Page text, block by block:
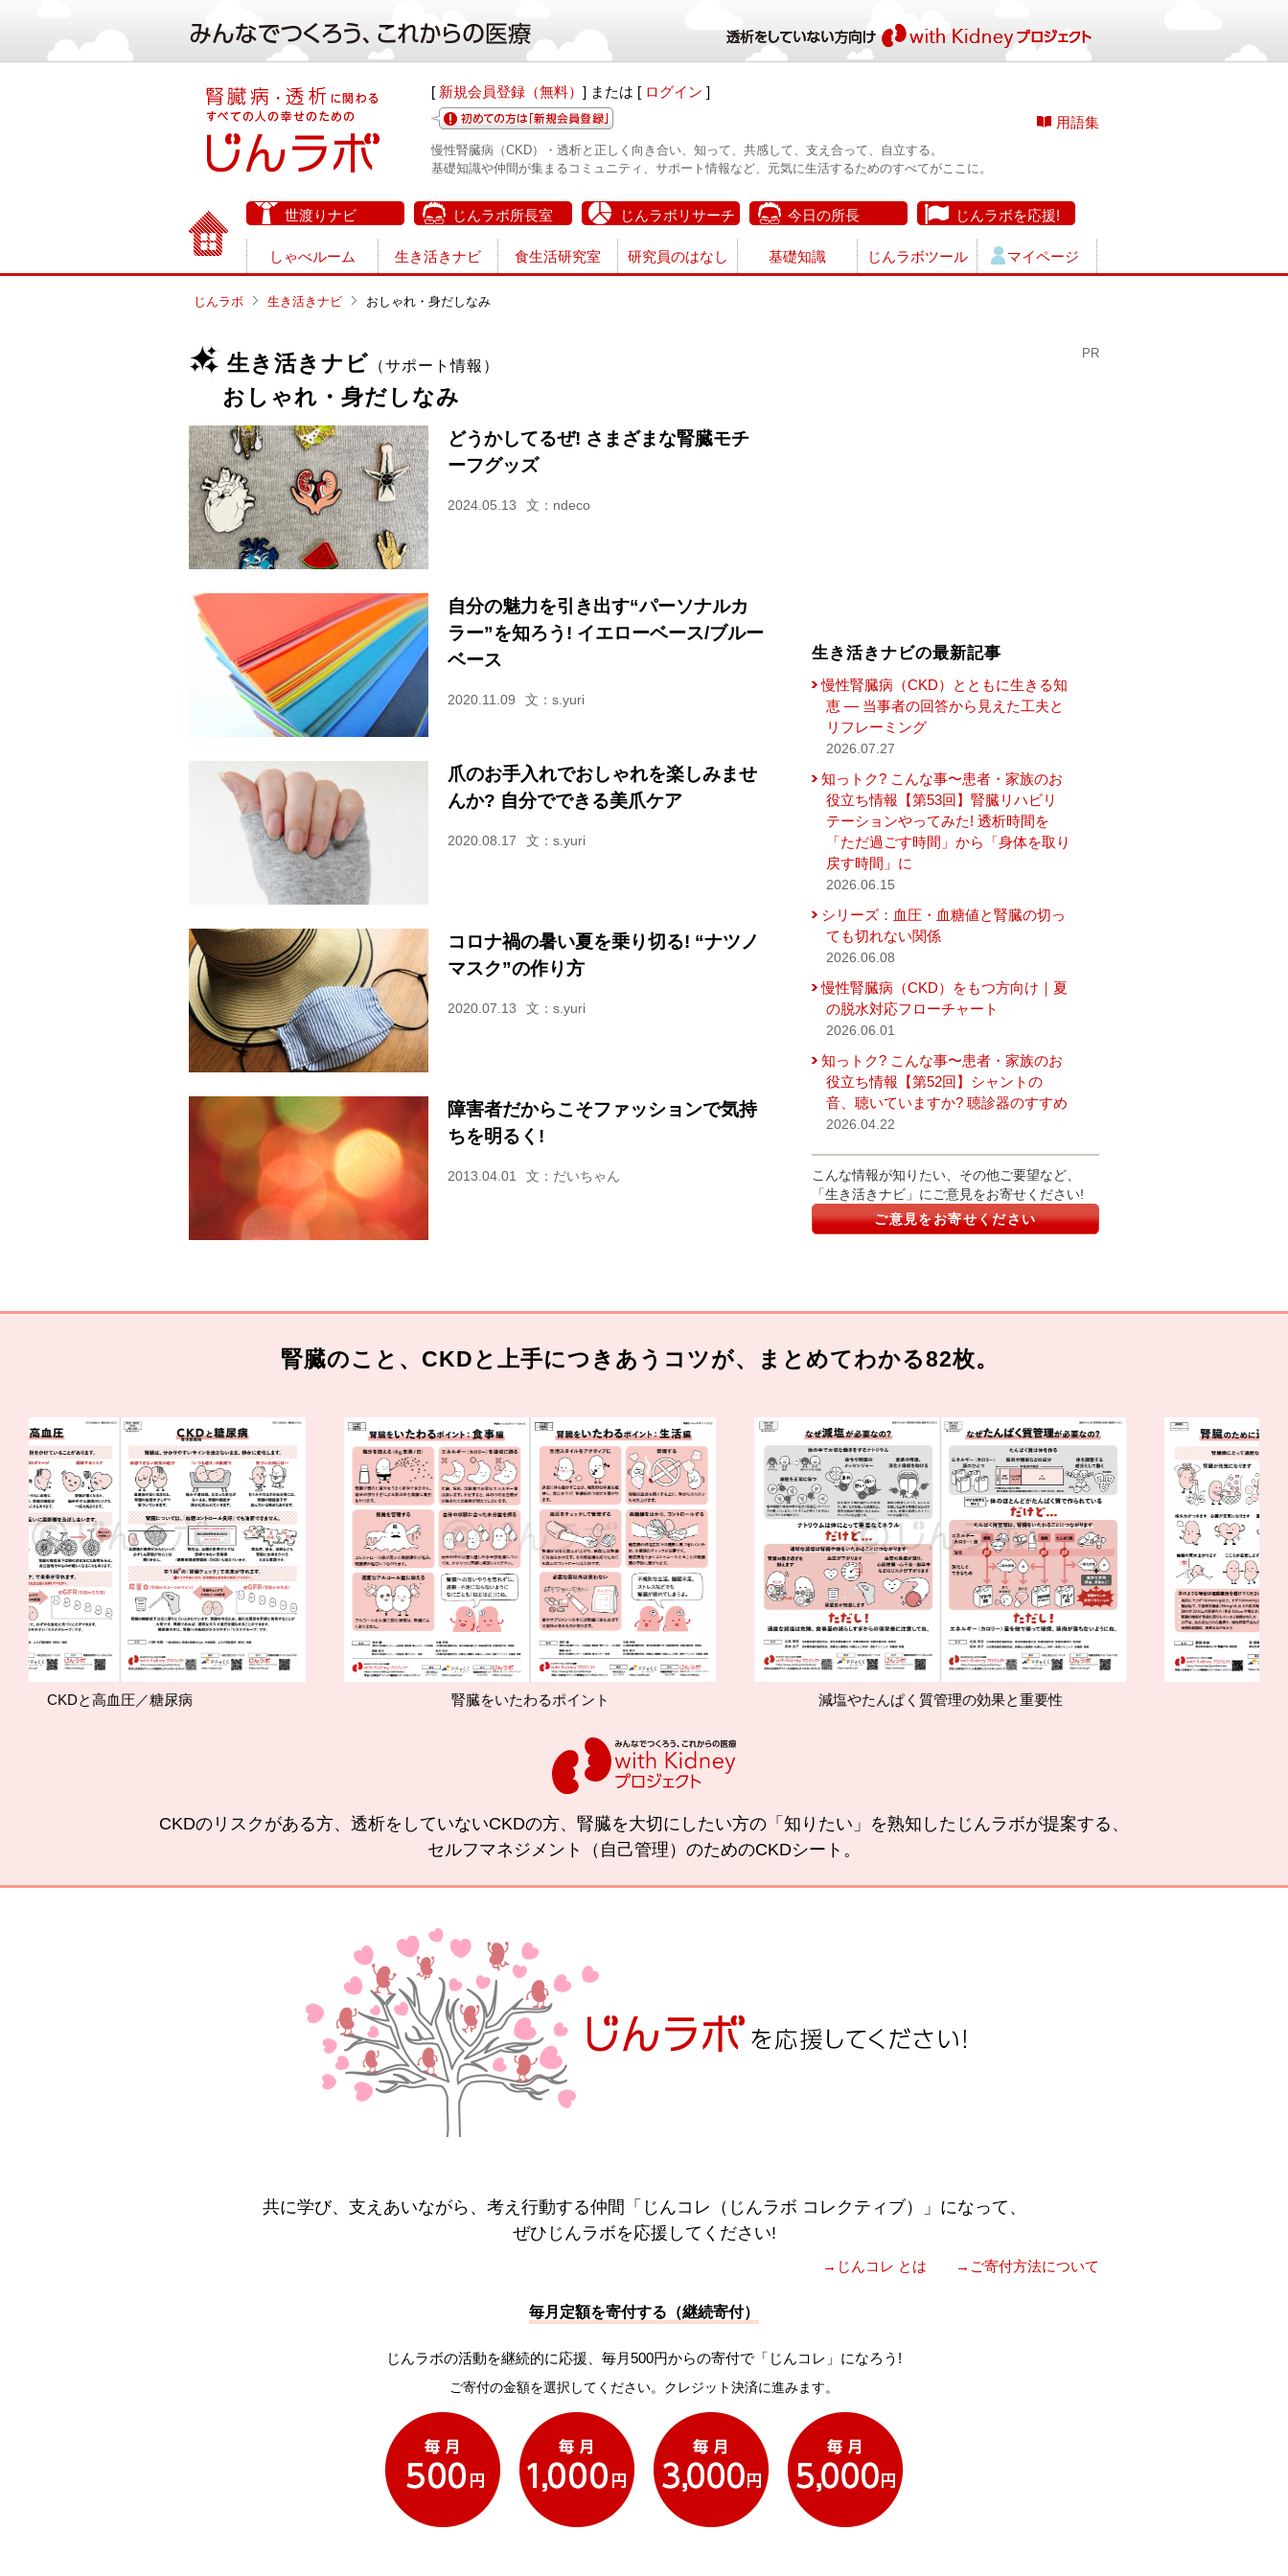
[ 新規会員登録（無料） ] または [ ログイン ]
用語集
慢性腎臓病（CKD）・透析と正しく向き合い、知って、共感して、支え合って、自立する。
基礎知識や仲間が集まるコミュニティ、サポート情報など、元気に生活するためのすべてがここに。
世渡りナビ じんラボ所長室 じんラボリサーチ 今日の所長 じんラボを応援!
しゃべルーム 生き活きナビ 食生活研究室 研究員のはなし 基礎知識 じんラボツール マイページ
じんラボ 生き活きナビ おしゃれ・身だしなみ
生き活きナビ （サポート情報）
おしゃれ・身だしなみ
どうかしてるぜ! さまざまな腎臓モチ
ーフグッズ
2024.05.13 文：ndeco
自分の魅力を引き出す“パーソナルカ
ラー”を知ろう! イエローベース/ブルー
ベース
2020.11.09 文：s.yuri
爪のお手入れでおしゃれを楽しみませ
んか? 自分でできる美爪ケア
2020.08.17 文：s.yuri
コロナ禍の暑い夏を乗り切る! “ナツノ
マスク”の作り方
2020.07.13 文：s.yuri
障害者だからこそファッションで気持
ちを明るく!
2013.04.01 文：だいちゃん
PR
生き活きナビの最新記事
慢性腎臓病（CKD）とともに生きる知
恵 — 当事者の回答から見えた工夫と
リフレーミング
2026.07.27
知っトク? こんな事〜患者・家族のお
役立ち情報【第53回】腎臓リハビリ
テーションやってみた! 透析時間を
「ただ過ごす時間」から「身体を取り
戻す時間」に
2026.06.15
シリーズ：血圧・血糖値と腎臓の切っ
ても切れない関係
2026.06.08
慢性腎臓病（CKD）をもつ方向け｜夏
の脱水対応フローチャート
2026.06.01
知っトク? こんな事〜患者・家族のお
役立ち情報【第52回】シャントの
音、聴いていますか? 聴診器のすすめ
2026.04.22
こんな情報が知りたい、その他ご要望など、
「生き活きナビ」にご意見をお寄せください!
ご意見をお寄せください
腎臓のこと、CKDと上手につきあうコツが、まとめてわかる82枚。
圧／糖尿病 腎臓をいたわるポイント 減塩やたんぱく質管理の効果と重要性
CKDのリスクがある方、透析をしていないCKDの方、腎臓を大切にしたい方の「知りたい」を熟知したじんラボが提案する、
セルフマネジメント（自己管理）のためのCKDシート。
共に学び、支えあいながら、考え行動する仲間「じんコレ（じんラボ コレクティブ）」になって、
ぜひじんラボを応援してください!
→じんコレ とは →ご寄付方法について
毎月定額を寄付する（継続寄付）
じんラボの活動を継続的に応援、毎月500円からの寄付で「じんコレ」になろう!
ご寄付の金額を選択してください。クレジット決済に進みます。